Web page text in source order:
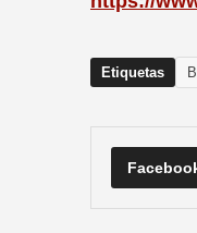
Etiquetas